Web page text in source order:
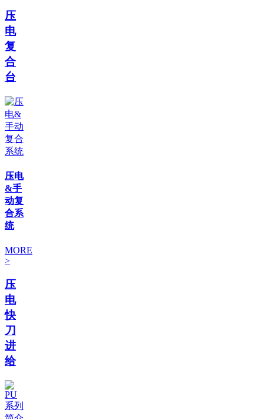
压
电
复
合
台
压电
&手
动复
合系
统
MORE
>
压
电
快
刀
进
给